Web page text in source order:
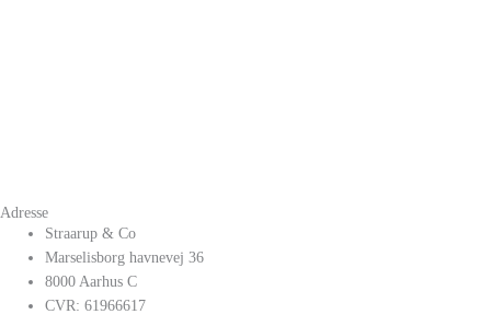
Adresse
Straarup & Co
Marselisborg havnevej 36
8000 Aarhus C
CVR: 61966617